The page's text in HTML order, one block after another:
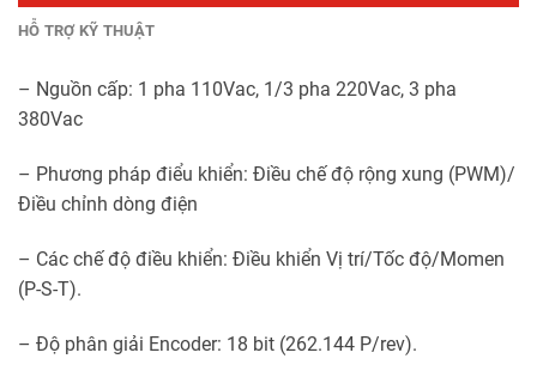
HỖ TRỢ KỸ THUẬT
– Nguồn cấp: 1 pha 110Vac, 1/3 pha 220Vac, 3 pha
380Vac
– Phương pháp điểu khiển: Điều chế độ rộng xung (PWM)/
Điều chỉnh dòng điện
– Các chế độ điều khiển: Điều khiển Vị trí/Tốc độ/Momen
(P-S-T).
– Độ phân giải Encoder: 18 bit (262.144 P/rev).